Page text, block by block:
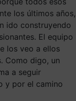
los últimos años,
ido construyendo
El equipo
los veo a ellos
Como digo, un
a seguir
y por el camino